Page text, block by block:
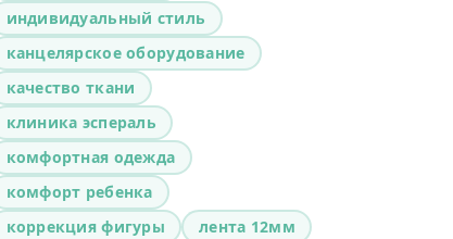
индивидуальный стиль
канцелярское оборудование
качество ткани
клиника эспераль
комфортная одежда
комфорт ребенка
коррекция фигуры
лента 12мм